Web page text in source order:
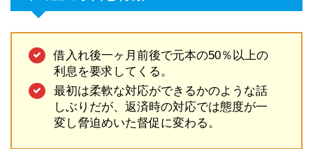
借入れ後一ヶ月前後で元本の50％以上の
利息を要求してくる。
最初は柔軟な対応ができるかのような話
しぶりだが、返済時の対応では態度が一
変し脅迫めいた督促に変わる。